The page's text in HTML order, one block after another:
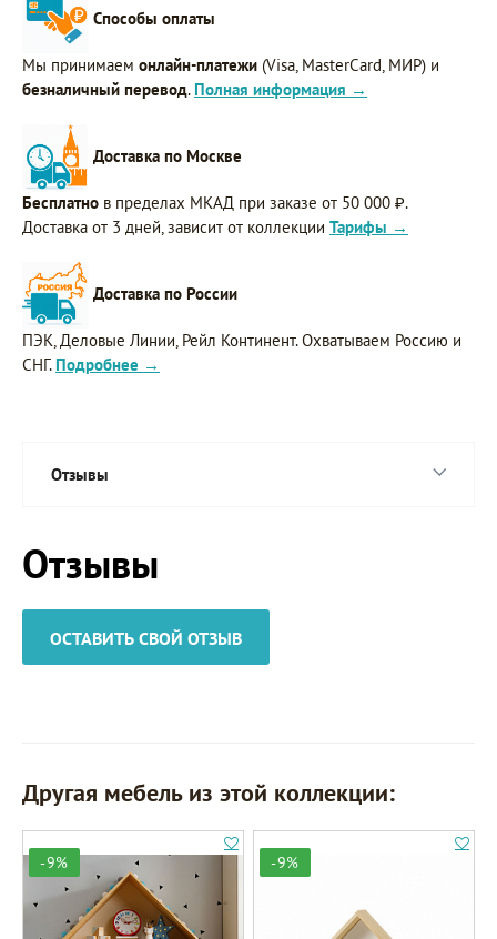
Способы оплаты
Мы принимаем онлайн-платежи (Visa, MasterCard, МИР) и
безналичный перевод. Полная информация →
Доставка по Москве
Бесплатно в пределах МКАД при заказе от 50 000 ₽.
Доставка от 3 дней, зависит от коллекции Тарифы →
Доставка по России
ПЭК, Деловые Линии, Рейл Континент. Охватываем Россию и
СНГ. Подробнее →
Отзывы
Отзывы
ОСТАВИТЬ СВОЙ ОТЗЫВ
Другая мебель из этой коллекции:
-9% -9%